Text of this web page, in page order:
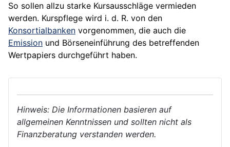
So sollen allzu starke Kursausschläge vermieden
werden. Kurspflege wird i. d. R. von den
Konsortialbanken vorgenommen, die auch die
Emission und Börseneinführung des betreffenden
Wertpapiers durchgeführt haben.
Hinweis: Die Informationen basieren auf
allgemeinen Kenntnissen und sollten nicht als
Finanzberatung verstanden werden.